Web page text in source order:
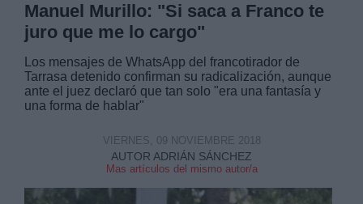
Manuel Murillo: "Si saca a Franco te
juro que me lo cargo"
Los mensajes de WhatsApp delfrancotirador de
Tarrasa detenido confirman su radicalización, aunque
ante el juez declaró que tan solo "era una fantasía y
una forma de hablar"
AUTOR ADRIÁN SÁNCHEZ
Mas artículos del mismo autor/a
VIERNES, 09 NOVIEMBRE 2018
Legitimación:
Destinatarios: